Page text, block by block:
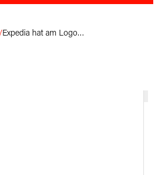
Expedia hat am Logo gepfeilt.